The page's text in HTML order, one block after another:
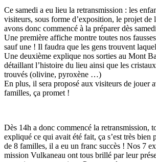
Ce samedi a eu lieu la retransmission : les
visiteurs, sous forme d’exposition, le projet de
avons donc commencé à la préparer dès
Une première affiche montre toutes nos
sauf une ! Il faudra que les gens trouvent
Une deuxième explique nos sorties au Mont
détaillant l’histoire du lieu ainsi que les
trouvés (olivine, pyroxène …)
En plus, il sera proposé aux visiteurs de jouer
familles, ça promet !
Dès 14h a donc commencé la retransmission,
expliqué ce qui avait été fait, ça s’est très bien
de 8 familles, il a eu un franc succès ! Nos 7
mission Vulkaneau ont tous brillé par leur